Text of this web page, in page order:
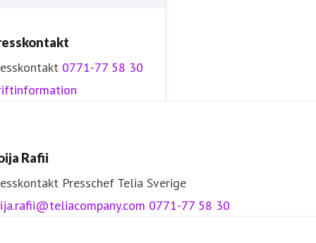
0771-77 58 30
Rafii
Presschef Telia Sverige
0771-77 58 30